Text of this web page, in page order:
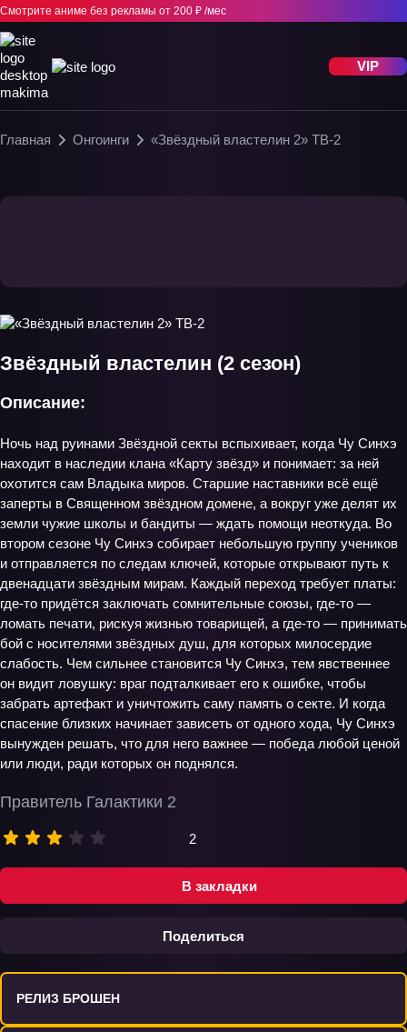
Смотрите аниме без рекламы от 200 ₽ /мес
VIP
Главная Онгоинги «Звёздный властелин 2» ТВ-2
В закладки
Поделиться
Звёздный властелин (2 сезон)
Правитель Галактики 2
2
Описание:
Ночь над руинами Звёздной секты вспыхивает, когда Чу Синхэ
находит в наследии клана «Карту звёзд» и понимает: за ней
охотится сам Владыка миров. Старшие наставники всё ещё
заперты в Священном звёздном домене, а вокруг уже делят их
земли чужие школы и бандиты — ждать помощи неоткуда. Во
втором сезоне Чу Синхэ собирает небольшую группу учеников
и отправляется по следам ключей, которые открывают путь к
двенадцати звёздным мирам. Каждый переход требует платы:
где-то придётся заключать сомнительные союзы, где-то —
ломать печати, рискуя жизнью товарищей, а где-то — принимать
бой с носителями звёздных душ, для которых милосердие
слабость. Чем сильнее становится Чу Синхэ, тем явственнее
он видит ловушку: враг подталкивает его к ошибке, чтобы
забрать артефакт и уничтожить саму память о секте. И когда
спасение близких начинает зависеть от одного хода, Чу Синхэ
вынужден решать, что для него важнее — победа любой ценой
или люди, ради которых он поднялся.
РЕЛИЗ БРОШЕН